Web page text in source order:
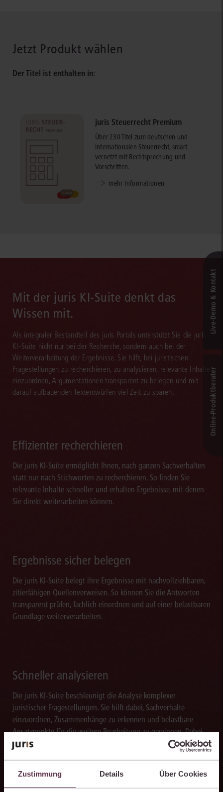
Zustimmung Details Über Cookies
Jetzt Produkt wählen
Der Titel ist enthalten in:
juris Steuerrecht Premium
Über 230 Titel zum deutschen und
internationalen Steuerrecht, smart
vernetzt mit Rechtsprechung und
Vorschriften.
mehr Informationen
Mit der juris KI-Suite denkt das
Wissen mit.
Als integraler Bestandteil des juris Portals unterstützt Sie die juris
KI-Suite nicht nur bei der Recherche, sondern auch bei der
Weiterverarbeitung der Ergebnisse. Sie hilft, bei juristischen
Fragestellungen zu recherchieren, zu analysieren, relevante Inhalte
einzuordnen, Argumentationen transparent zu belegen und mit
darauf aufbauenden Textentwürfen viel Zeit zu sparen.
Effizienter recherchieren
Die juris KI-Suite ermöglicht Ihnen, nach ganzen Sachverhalten
statt nur nach Stichworten zu recherchieren. So finden Sie
relevante Inhalte schneller und erhalten Ergebnisse, mit denen
Sie direkt weiterarbeiten können.
Ergebnisse sicher belegen
Die juris KI-Suite belegt ihre Ergebnisse mit nachvollziehbaren,
zitierfähigen Quellenverweisen. So können Sie die Antworten
transparent prüfen, fachlich einordnen und auf einer belastbaren
Grundlage weiterverarbeiten.
Schneller analysieren
Die juris KI-Suite beschleunigt die Analyse komplexer
juristischer Fragestellungen. Sie hilft dabei, Sachverhalte
einzuordnen, Zusammenhänge zu erkennen und belastbare
Ansatzpunkte für die weitere Bearbeitung zu gewinnen. Dabei
können Sie sich auf die Quellenqualität und die Aktualität des
Live‑Demo & Kontakt
Online-Produkt­berater